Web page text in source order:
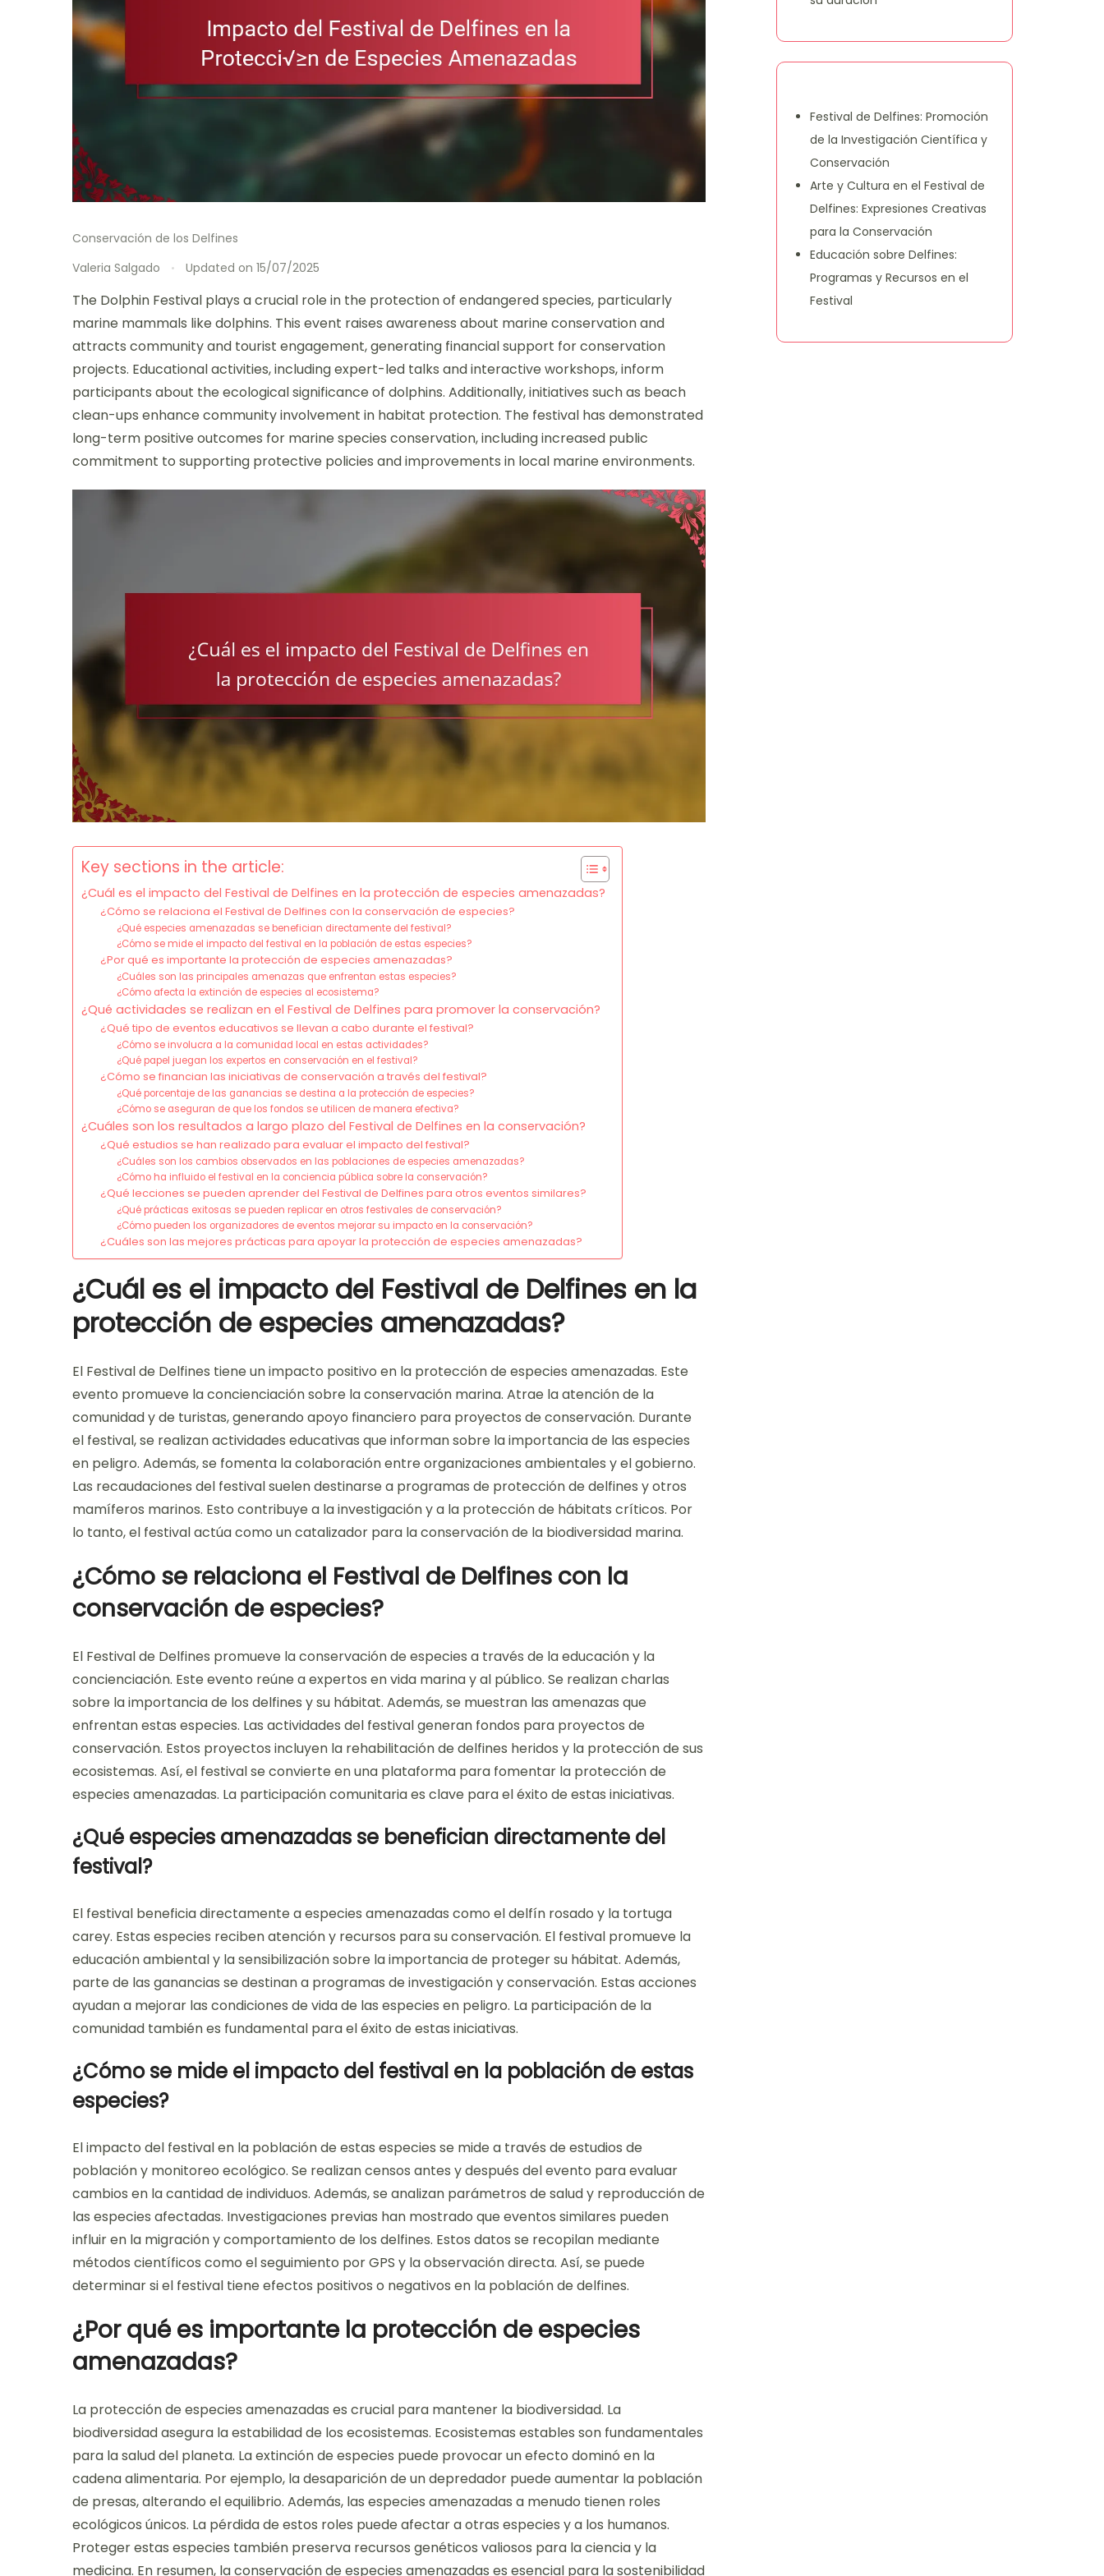
Conservación de los Delfines
Valeria Salgado
Updated on 15/07/2025
The Dolphin Festival plays a crucial role in the protection of endangered species, particularly
marine mammals like dolphins. This event raises awareness about marine conservation and
attracts community and tourist engagement, generating financial support for conservation
projects. Educational activities, including expert-led talks and interactive workshops, inform
participants about the ecological significance of dolphins. Additionally, initiatives such as beach
clean-ups enhance community involvement in habitat protection. The festival has demonstrated
long-term positive outcomes for marine species conservation, including increased public
commitment to supporting protective policies and improvements in local marine environments.
Key sections in the article:
¿Cuál es el impacto del Festival de Delfines en la protección de especies amenazadas?
¿Cómo se relaciona el Festival de Delfines con la conservación de especies?
¿Qué especies amenazadas se benefician directamente del festival?
¿Cómo se mide el impacto del festival en la población de estas especies?
¿Por qué es importante la protección de especies amenazadas?
¿Cuáles son las principales amenazas que enfrentan estas especies?
¿Cómo afecta la extinción de especies al ecosistema?
¿Qué actividades se realizan en el Festival de Delfines para promover la conservación?
¿Qué tipo de eventos educativos se llevan a cabo durante el festival?
¿Cómo se involucra a la comunidad local en estas actividades?
¿Qué papel juegan los expertos en conservación en el festival?
¿Cómo se financian las iniciativas de conservación a través del festival?
¿Qué porcentaje de las ganancias se destina a la protección de especies?
¿Cómo se aseguran de que los fondos se utilicen de manera efectiva?
¿Cuáles son los resultados a largo plazo del Festival de Delfines en la conservación?
¿Qué estudios se han realizado para evaluar el impacto del festival?
¿Cuáles son los cambios observados en las poblaciones de especies amenazadas?
¿Cómo ha influido el festival en la conciencia pública sobre la conservación?
¿Qué lecciones se pueden aprender del Festival de Delfines para otros eventos similares?
¿Qué prácticas exitosas se pueden replicar en otros festivales de conservación?
¿Cómo pueden los organizadores de eventos mejorar su impacto en la conservación?
¿Cuáles son las mejores prácticas para apoyar la protección de especies amenazadas?
¿Cuál es el impacto del Festival de Delfines en la
protección de especies amenazadas?
El Festival de Delfines tiene un impacto positivo en la protección de especies amenazadas. Este
evento promueve la concienciación sobre la conservación marina. Atrae la atención de la
comunidad y de turistas, generando apoyo financiero para proyectos de conservación. Durante
el festival, se realizan actividades educativas que informan sobre la importancia de las especies
en peligro. Además, se fomenta la colaboración entre organizaciones ambientales y el gobierno.
Las recaudaciones del festival suelen destinarse a programas de protección de delfines y otros
mamíferos marinos. Esto contribuye a la investigación y a la protección de hábitats críticos. Por
lo tanto, el festival actúa como un catalizador para la conservación de la biodiversidad marina.
¿Cómo se relaciona el Festival de Delfines con la
conservación de especies?
El Festival de Delfines promueve la conservación de especies a través de la educación y la
concienciación. Este evento reúne a expertos en vida marina y al público. Se realizan charlas
sobre la importancia de los delfines y su hábitat. Además, se muestran las amenazas que
enfrentan estas especies. Las actividades del festival generan fondos para proyectos de
conservación. Estos proyectos incluyen la rehabilitación de delfines heridos y la protección de sus
ecosistemas. Así, el festival se convierte en una plataforma para fomentar la protección de
especies amenazadas. La participación comunitaria es clave para el éxito de estas iniciativas.
¿Qué especies amenazadas se benefician directamente del
festival?
El festival beneficia directamente a especies amenazadas como el delfín rosado y la tortuga
carey. Estas especies reciben atención y recursos para su conservación. El festival promueve la
educación ambiental y la sensibilización sobre la importancia de proteger su hábitat. Además,
parte de las ganancias se destinan a programas de investigación y conservación. Estas acciones
ayudan a mejorar las condiciones de vida de las especies en peligro. La participación de la
comunidad también es fundamental para el éxito de estas iniciativas.
¿Cómo se mide el impacto del festival en la población de estas
especies?
El impacto del festival en la población de estas especies se mide a través de estudios de
población y monitoreo ecológico. Se realizan censos antes y después del evento para evaluar
cambios en la cantidad de individuos. Además, se analizan parámetros de salud y reproducción de
las especies afectadas. Investigaciones previas han mostrado que eventos similares pueden
influir en la migración y comportamiento de los delfines. Estos datos se recopilan mediante
métodos científicos como el seguimiento por GPS y la observación directa. Así, se puede
determinar si el festival tiene efectos positivos o negativos en la población de delfines.
¿Por qué es importante la protección de especies
amenazadas?
La protección de especies amenazadas es crucial para mantener la biodiversidad. La
biodiversidad asegura la estabilidad de los ecosistemas. Ecosistemas estables son fundamentales
para la salud del planeta. La extinción de especies puede provocar un efecto dominó en la
cadena alimentaria. Por ejemplo, la desaparición de un depredador puede aumentar la población
de presas, alterando el equilibrio. Además, las especies amenazadas a menudo tienen roles
ecológicos únicos. La pérdida de estos roles puede afectar a otras especies y a los humanos.
Proteger estas especies también preserva recursos genéticos valiosos para la ciencia y la
medicina. En resumen, la conservación de especies amenazadas es esencial para la sostenibilidad
Festival de Delfines: Promoción
de la Investigación Científica y
Conservación
Arte y Cultura en el Festival de
Delfines: Expresiones Creativas
para la Conservación
Educación sobre Delfines:
Programas y Recursos en el
Festival